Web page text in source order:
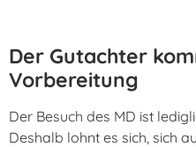
Der Gutachter
Vorbereitung
Der Besuch des MD ist
Deshalb lohnt es sich, sich